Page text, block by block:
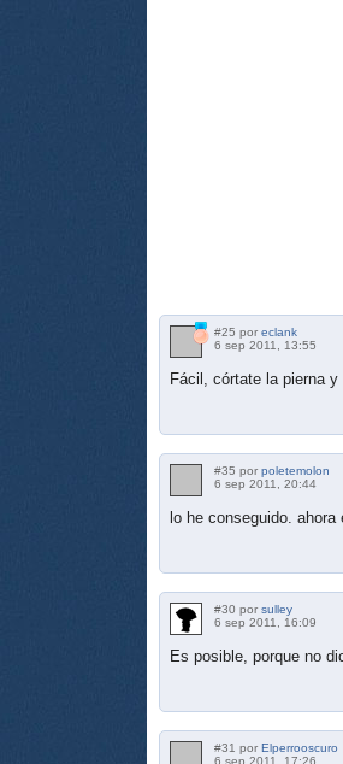
#25 por eclank
6 sep 2011, 13:55
Fácil, córtate la pierna
#35 por poletemolon
6 sep 2011, 20:44
lo he conseguido.
#30 por sulley
6 sep 2011, 16:09
Es posible, porque no
#31 por Elperrooscuro
6 sep 2011, 17:26